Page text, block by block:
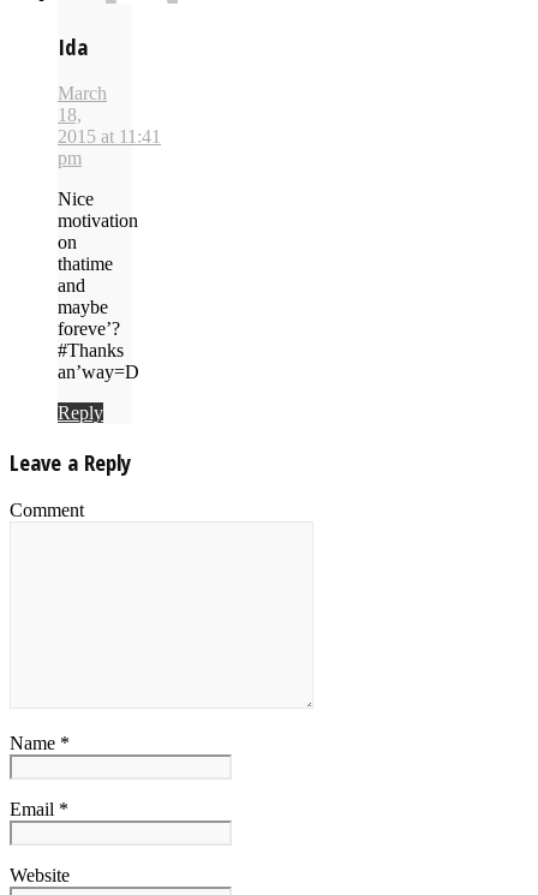
Ida
March
18,
2015 at 11:41
pm
Nice
motivation
on
thatime
and
maybe
foreve’?
#Thanks
an’way=D
Reply
Leave a Reply
Comment
Name *
Email *
Website